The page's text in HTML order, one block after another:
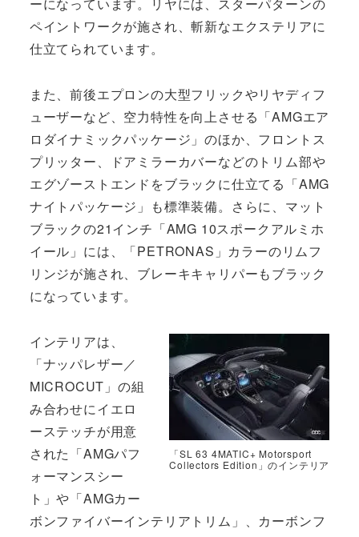
ペイントワークが施され、斬新なエクステリアに
仕立てられています。
また、前後エプロンの大型フリックやリヤディフ
ューザーなど、空力特性を向上させる「AMGエア
ロダイナミックパッケージ」のほか、フロントス
プリッター、ドアミラーカバーなどのトリム部や
エグゾーストエンドをブラックに仕立てる「AMG
ナイトパッケージ」も標準装備。さらに、マット
ブラックの21インチ「AMG 10スポークアルミホ
イール」には、「PETRONAS」カラーのリムフ
リンジが施され、ブレーキキャリパーもブラック
になっています。
「SL 63 4MATIC+ Motorsport
Collectors Edition」のインテリア
インテリアは、
「ナッパレザー／
MICROCUT」の組
み合わせにイエロ
ーステッチが用意
された「AMGパフ
ォーマンスシー
ト」や「AMGカー
ボンファイバーインテリアトリム」、カーボンフ